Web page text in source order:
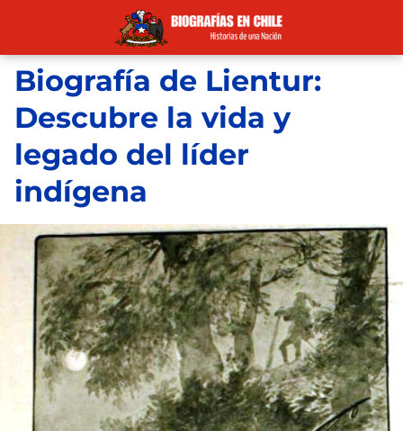
Biografía de Lientur:
Descubre la vida y
legado del líder
indígena